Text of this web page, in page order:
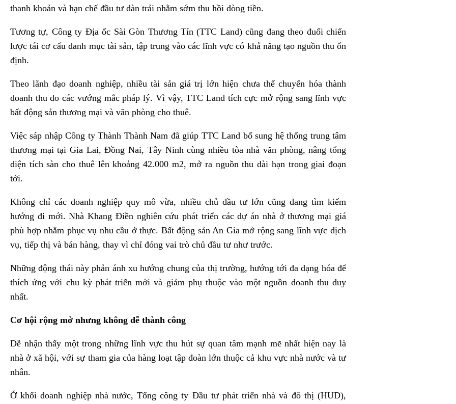
thanh khoản và hạn chế đầu tư dàn trải nhằm sớm thu hồi dòng tiền.
Tương tự, Công ty Địa ốc Sài Gòn Thương Tín (TTC Land) cũng đang theo đuổi chiến
lược tái cơ cấu danh mục tài sản, tập trung vào các lĩnh vực có khả năng tạo nguồn thu ổn
định.
Theo lãnh đạo doanh nghiệp, nhiều tài sản giá trị lớn hiện chưa thể chuyển hóa thành
doanh thu do các vướng mắc pháp lý. Vì vậy, TTC Land tích cực mở rộng sang lĩnh vực
bất động sản thương mại và văn phòng cho thuê.
Việc sáp nhập Công ty Thành Thành Nam đã giúp TTC Land bổ sung hệ thống trung tâm
thương mại tại Gia Lai, Đồng Nai, Tây Ninh cùng nhiều tòa nhà văn phòng, nâng tổng
diện tích sàn cho thuê lên khoảng 42.000 m2, mở ra nguồn thu dài hạn trong giai đoạn
tới.
Không chỉ các doanh nghiệp quy mô vừa, nhiều chủ đầu tư lớn cũng đang tìm kiếm
hướng đi mới. Nhà Khang Điền nghiên cứu phát triển các dự án nhà ở thương mại giá
phù hợp nhằm phục vụ nhu cầu ở thực. Bất động sản An Gia mở rộng sang lĩnh vực dịch
vụ, tiếp thị và bán hàng, thay vì chỉ đóng vai trò chủ đầu tư như trước.
Những động thái này phản ánh xu hướng chung của thị trường, hướng tới đa dạng hóa để
thích ứng với chu kỳ phát triển mới và giảm phụ thuộc vào một nguồn doanh thu duy
nhất.
Cơ hội rộng mở nhưng không dễ thành công
Dễ nhận thấy một trong những lĩnh vực thu hút sự quan tâm mạnh mẽ nhất hiện nay là
nhà ở xã hội, với sự tham gia của hàng loạt tập đoàn lớn thuộc cả khu vực nhà nước và tư
nhân.
Ở khối doanh nghiệp nhà nước, Tổng công ty Đầu tư phát triển nhà và đô thị (HUD),